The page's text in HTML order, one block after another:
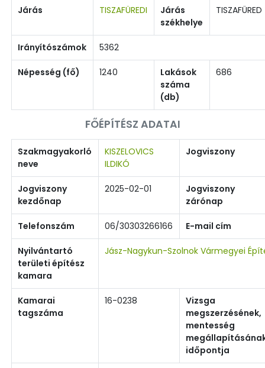
Járás TISZAFÜREDI
Járás
székhelye
TISZAFÜRED
Irányítószámok 5362
Népesség (fő) 1240
Lakások
száma
(db)
686
FŐÉPÍTÉSZ ADATAI
Szakmagyakorló
neve
KISZELOVICS
ILDIKÓ
Jogviszony
Jogviszony
kezdőnap
2025-02-01
Jogviszony
zárónap
Telefonszám 06/30303266166 E-mail cím
Nyilvántartó
területi építész
kamara
Jász-Nagykun-Szolnok Vármegyei
Kamarai
tagszáma
16-0238
Vizsga
megszerzésének,
mentesség
időpontja